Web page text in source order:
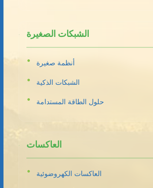
الشبكات الصغيرة
أنظمة صغيرة
الشبكات الذكية
حلول الطاقة المستدامة
العاكسات
العاكسات الكهروضوئية